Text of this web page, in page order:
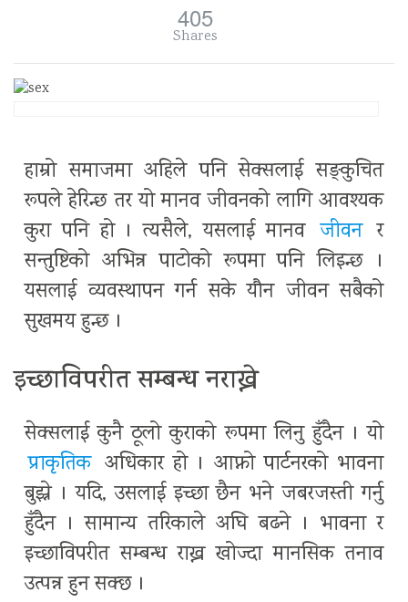
405
Shares
हाम्रो समाजमा अहिले पनि सेक्सलाई सङ्कुचित
रूपले हेरिन्छ तर यो मानव जीवनको लागि आवश्यक
कुरा पनि हो । त्यसैले, यसलाई मानव जीवन र
सन्तुष्टिको अभिन्न पाटोको रूपमा पनि लिइन्छ ।
यसलाई व्यवस्थापन गर्न सके यौन जीवन सबैको
सुखमय हुन्छ ।
इच्छाविपरीत सम्बन्ध नराख्ने
सेक्सलाई कुनै ठूलो कुराको रूपमा लिनु हुँदैन । यो
प्राकृतिक अधिकार हो । आफ्नो पार्टनरको भावना
बुझ्ने । यदि, उसलाई इच्छा छैन भने जबरजस्ती गर्नु
हुँदैन । सामान्य तरिकाले अघि बढने । भावना र
इच्छाविपरीत सम्बन्ध राख्न खोज्दा मानसिक तनाव
उत्पन्न हुन सक्छ ।